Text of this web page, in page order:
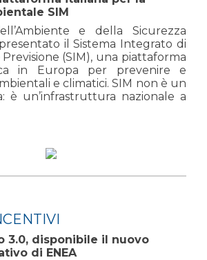
SIM
e della Sicurezza
il Sistema Integrato di
(SIM), una piattaforma
in Europa per prevenire e
e climatici. SIM non è un
è un’infrastruttura nazionale a
3.0, disponibile il nuovo
di ENEA